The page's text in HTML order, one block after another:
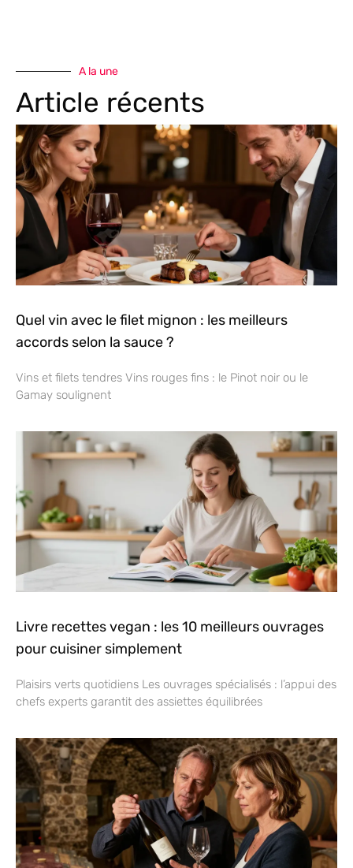
A la une
Article récents
Quel vin avec le filet mignon : les meilleurs
accords selon la sauce ?
Vins et filets tendres Vins rouges fins : le Pinot noir ou le
Gamay soulignent
Livre recettes vegan : les 10 meilleurs ouvrages
pour cuisiner simplement
Plaisirs verts quotidiens Les ouvrages spécialisés : l’appui des
chefs experts garantit des assiettes équilibrées